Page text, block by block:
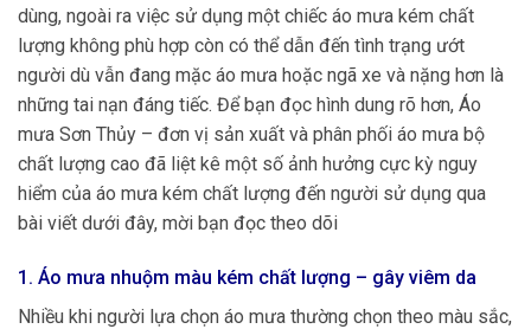
dùng, ngoài ra việc sử dụng một chiếc áo mưa kém chất
lượng không phù hợp còn có thể dẫn đến tình trạng ướt
người dù vẫn đang mặc áo mưa hoặc ngã xe và nặng hơn là
những tai nạn đáng tiếc. Để bạn đọc hình dung rõ hơn, Áo
mưa Sơn Thủy – đơn vị sản xuất và phân phối áo mưa bộ
chất lượng cao đã liệt kê một số ảnh hưởng cực kỳ nguy
hiểm của áo mưa kém chất lượng đến người sử dụng qua
bài viết dưới đây, mời bạn đọc theo dõi
1. Áo mưa nhuộm màu kém chất lượng – gây viêm da
Nhiều khi người lựa chọn áo mưa thường chọn theo màu sắc,